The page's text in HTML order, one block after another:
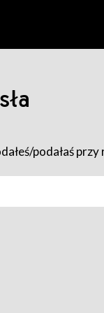
podałaś